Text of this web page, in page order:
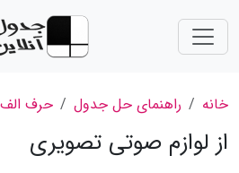
خانه راهنمای حل جدول حرف الف
از لوازم صوتی تصویری